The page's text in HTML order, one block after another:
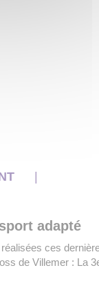
adapté
ces
de Villemer : La